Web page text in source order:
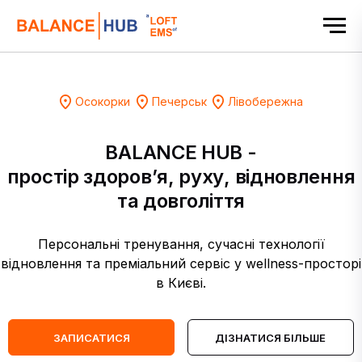
ДІЗНАТИСЯ БІЛЬШЕ
ЗАПИСАТИСЯ
Печерськ Лівобережна
Осокорки
BALANCE HUB -
простір здоров’я, руху, відновлення
та довголіття
Персональні тренування, сучасні технології
відновлення та преміальний сервіс у wellness-просторі
в Києві.